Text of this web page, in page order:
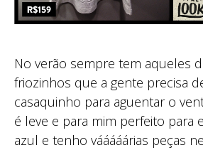
No verão sempre tem aqueles
friozinhos que a gente precisa
casaquinho para aguentar o
é leve e para mim perfeito para
azul e tenho vááááárias peças